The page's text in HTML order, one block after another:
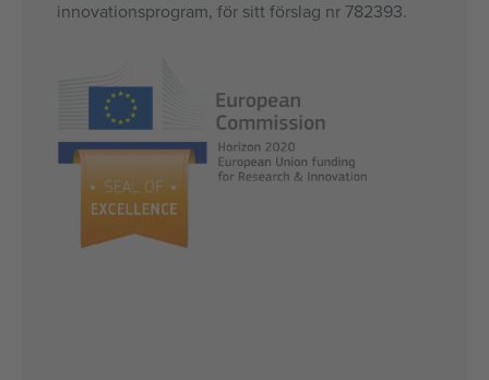
innovationsprogram, för sitt förslag nr 782393.